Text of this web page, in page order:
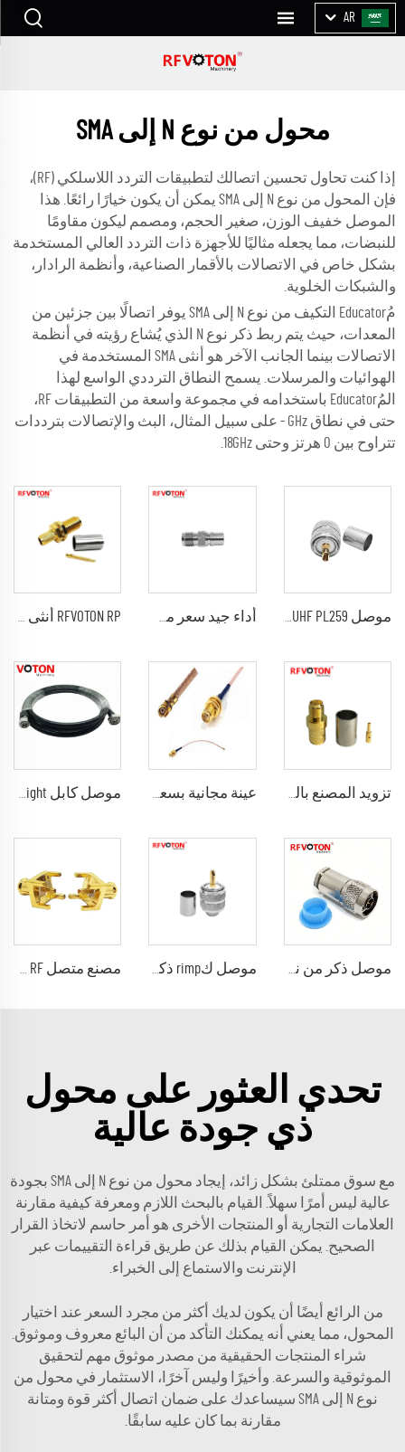
AR
محول من نوع N إلى SMA
إذا كنت تحاول تحسين اتصالك لتطبيقات التردد اللاسلكي (RF)،
فإن المحول من نوع N إلى SMA يمكن أن يكون خيارًا رائعًا. هذا
الموصل خفيف الوزن، صغير الحجم، ومصمم ليكون مقاومًا
للنبضات، مما يجعله مثاليًا للأجهزة ذات التردد العالي المستخدمة
بشكل خاص في الاتصالات بالأقمار الصناعية، وأنظمة الرادار،
والشبكات الخلوية.
مُEducator التكيف من نوع N إلى SMA يوفر اتصالًا بين جزئين من
المعدات، حيث يتم ربط ذكر نوع N الذي يُشاع رؤيته في أنظمة
الاتصالات بينما الجانب الآخر هو أنثى SMA المستخدمة في
الهوائيات والمرسلات. يسمح النطاق الترددي الواسع لهذا
المُEducator باستخدامه في مجموعة واسعة من التطبيقات RF،
حتى في نطاق GHz - على سبيل المثال، البث والإتصالات بترددات
تتراوح بين 0 هرتز وحتى 18GHz.
تحدي العثور على محول
ذي جودة عالية
مع سوق ممتلئ بشكل زائد، إيجاد محول من نوع N إلى SMA بجودة
عالية ليس أمرًا سهلاً. القيام بالبحث اللازم ومعرفة كيفية مقارنة
العلامات التجارية أو المنتجات الأخرى هو أمر حاسم لاتخاذ القرار
الصحيح. يمكن القيام بذلك عن طريق قراءة التقييمات عبر
الإنترنت والاستماع إلى الخبراء.
من الرائع أيضًا أن يكون لديك أكثر من مجرد السعر عند اختيار
المحول، مما يعني أنه يمكنك التأكد من أن البائع معروف وموثوق.
شراء المنتجات الحقيقية من مصدر موثوق مهم لتحقيق
الموثوقية والسرعة. وأخيرًا وليس آخرًا، الاستثمار في محول من
نوع N إلى SMA سيساعدك على ضمان اتصال أكثر قوة ومتانة
مقارنة بما كان عليه سابقًا.